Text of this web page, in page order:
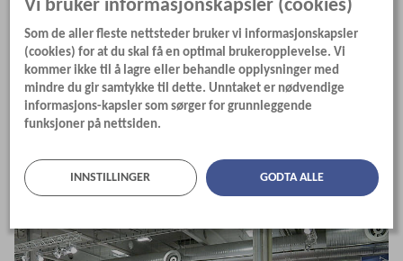
I det nevnte tilfellet er vedkommende selv
importør og garantiansvarlig i Norge.
Dermed må vedkommende forholde seg til
den tyske kontraktspartneren, avslutter
Breesth.
Vi bruker informasjonskapsler (cookies)
Som de aller fleste nettsteder bruker vi informasjonskapsler
(cookies) for at du skal få en optimal brukeropplevelse. Vi
kommer ikke til å lagre eller behandle opplysninger med
mindre du gir samtykke til dette. Unntaket er nødvendige
informasjons-kapsler som sørger for grunnleggende
funksjoner på nettsiden.
INNSTILLINGER GODTA ALLE